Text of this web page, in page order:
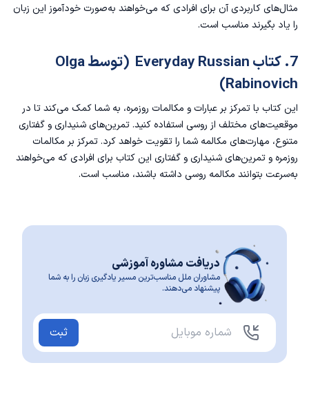
مثال‌های کاربردی آن برای افرادی که می‌خواهند به‌صورت خودآموز این زبان
را یاد بگیرند مناسب است.
7. کتاب Everyday Russian (توسط Olga
Rabinovich)
این کتاب با تمرکز بر عبارات و مکالمات روزمره، به شما کمک می‌کند تا در
موقعیت‌های مختلف از روسی استفاده کنید. تمرین‌های شنیداری و گفتاری
متنوع، مهارت‌های مکالمه شما را تقویت خواهد کرد. تمرکز بر مکالمات
روزمره و تمرین‌های شنیداری و گفتاری این کتاب برای افرادی که می‌خواهند
به‌سرعت بتوانند مکالمه روسی داشته باشند، مناسب است.
دریافت مشاوره آموزشی
مشاوران ملل مناسب‌ترین مسیر یادگیری زبان را به شما
پیشنهاد می‌دهند.
ثبت